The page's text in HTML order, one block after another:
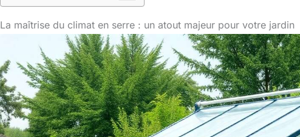
La maîtrise du climat en serre : un atout majeur pour votre jardin